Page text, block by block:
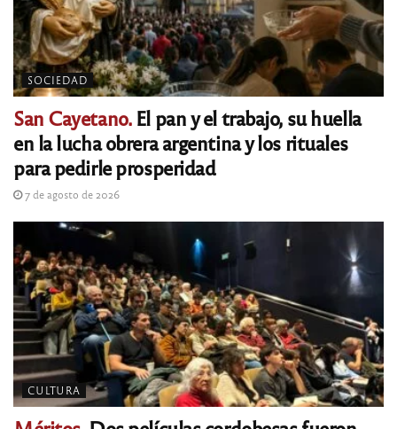
SOCIEDAD
San Cayetano.El pan y el trabajo, su huella
en la lucha obrera argentina y los rituales
para pedirle prosperidad
7 de agosto de 2026
CULTURA